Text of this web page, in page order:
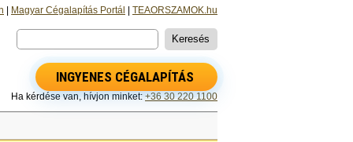
Magyar Cégalapítás Portál TEAORSZAMOK.hu
INGYENES CÉGALAPÍTÁS
Ha kérdése van, hívjon minket: +36 30 220 1100